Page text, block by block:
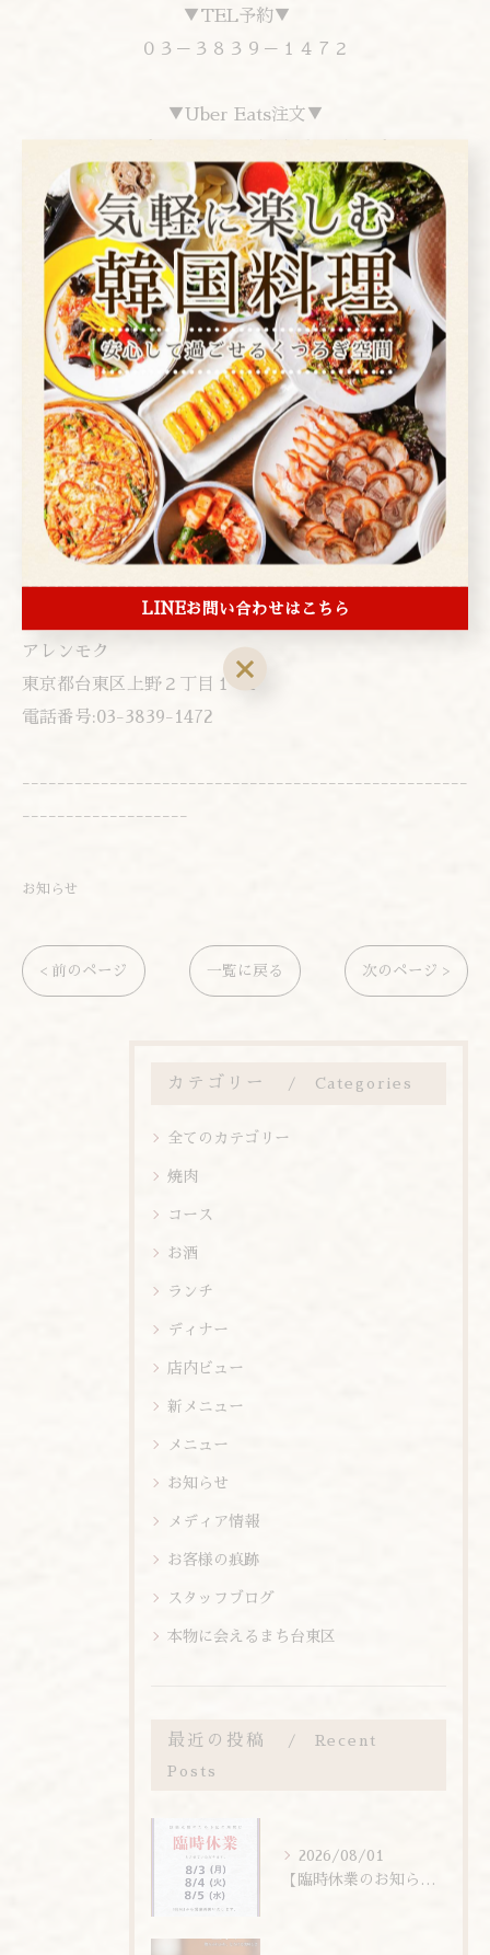
▼TEL予約▼
０３－３８３９－１４７２
▼Uber Eats注文▼
delivery/%E9%9F%93%E5%9B%BD%E6%96%99%E7%
90%86%E3%82%A2%E3%83%AC%E3%83%B3%E3%83
%A2%E3%82%AF-korean-restaurant-
arenmoku/16-gcylLTFKAj37nXxtz0w
▼you tubeお店紹介▼
www.youtube.com/watch?v=S2l0PRsM6xA
▼instagram▼
www.instagram.com/arenmoku/?hl=ja
---------------------------------------------------
-------------------
アレンモク
東京都台東区上野２丁目１−４
電話番号:03-3839-1472
---------------------------------------------------
-------------------
お知らせ
< 前のページ 一覧に戻る 次のページ >
カテゴリー Categories
全てのカテゴリー
焼肉
コース
お酒
ランチ
ディナー
店内ビュー
新メニュー
メニュー
お知らせ
メディア情報
お客様の痕跡
スタッフブログ
本物に会えるまち台東区
最近の投稿 Recent
Posts
2026/08/01
【臨時休業のお知らせ】
LINEお問い合わせはこちら